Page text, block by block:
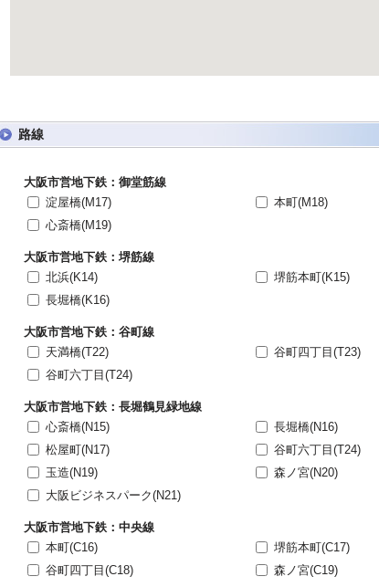
路線
大阪市営地下鉄：御堂筋線
淀屋橋(M17)
本町(M18)
心斎橋(M19)
大阪市営地下鉄：堺筋線
北浜(K14)
堺筋本町(K15)
長堀橋(K16)
大阪市営地下鉄：谷町線
天満橋(T22)
谷町四丁目(T23)
谷町六丁目(T24)
大阪市営地下鉄：長堀鶴見緑地線
心斎橋(N15)
長堀橋(N16)
松屋町(N17)
谷町六丁目(T24)
玉造(N19)
森ノ宮(N20)
大阪ビジネスパーク(N21)
大阪市営地下鉄：中央線
本町(C16)
堺筋本町(C17)
谷町四丁目(C18)
森ノ宮(C19)